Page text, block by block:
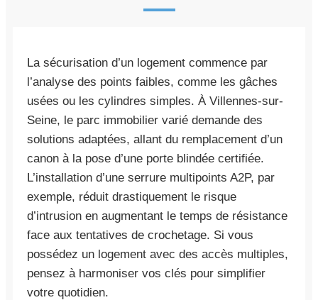
La sécurisation d’un logement commence par
l’analyse des points faibles, comme les gâches
usées ou les cylindres simples. À Villennes-sur-
Seine, le parc immobilier varié demande des
solutions adaptées, allant du remplacement d’un
canon à la pose d’une porte blindée certifiée.
L’installation d’une serrure multipoints A2P, par
exemple, réduit drastiquement le risque
d’intrusion en augmentant le temps de résistance
face aux tentatives de crochetage. Si vous
possédez un logement avec des accès multiples,
pensez à harmoniser vos clés pour simplifier
votre quotidien.